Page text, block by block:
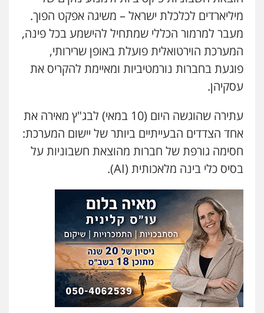
גיל דביר – משרד עורכי דין
פלילי צווארון לבן
0506217771
עו"ד תמיר סולומון
פלילי כלכלי מיסים הלבנת הון
0528758840
דוד אפרים משרד עורכי דין
פלילי צווארון לבן מס הכנסה מע"מ
0506209859
מיליארדים לכלכלת ישראל – משיגה אפקט הפוך.
מעבר למרמור הכללי שמתחיל להישמע בכל פינה,
המערכת הוירטואלית פועלת באופן שרירותי,
פוגעת בחברות נורמטיביות ומאיימת להקריס את
עסקיהן.
עתירה שהוגשה היום (10 במאי) לבג"ץ מאירה את
אחד הצדדים הבעייתיים ביותר של יישום המערכת:
חסימה גורפת של חברות מהוצאת חשבוניות על
בסיס כלי בינה מלאכותית (AI).